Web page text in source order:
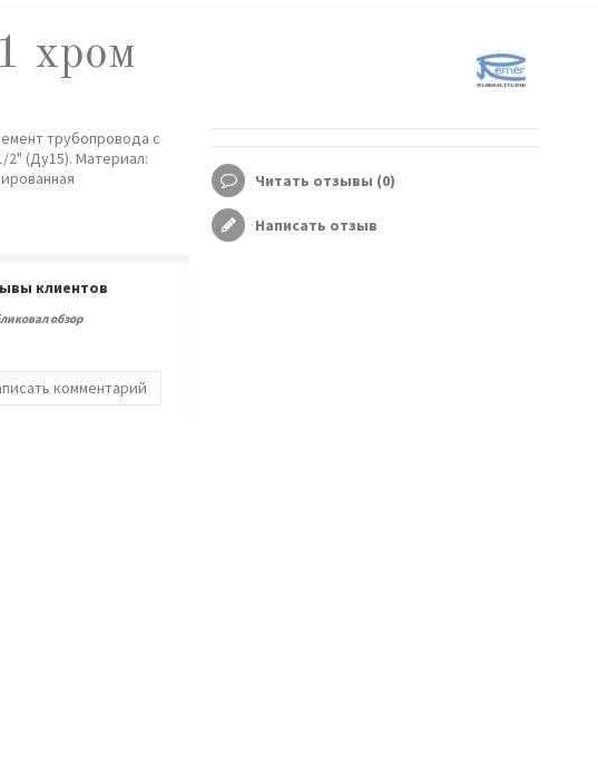
хром
трубопровода с
2" (Ду15). Материал:
клиентов
обзор
комментарий
Читать отзывы (0)
Написать отзыв